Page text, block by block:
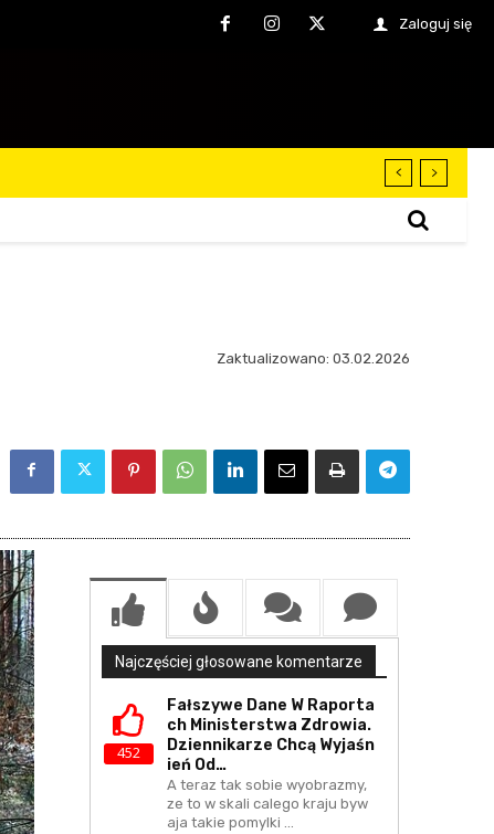
Zaloguj się
Zaktualizowano: 03.02.2026
Najczęściej głosowane komentarze
452
Fałszywe Dane W Raporta
Ch Ministerstwa Zdrowia.
Dziennikarze Chcą Wyjaśn
Ień Od…
A teraz tak sobie wyobrazmy,
ze to w skali calego kraju byw
aja takie pomylki ...